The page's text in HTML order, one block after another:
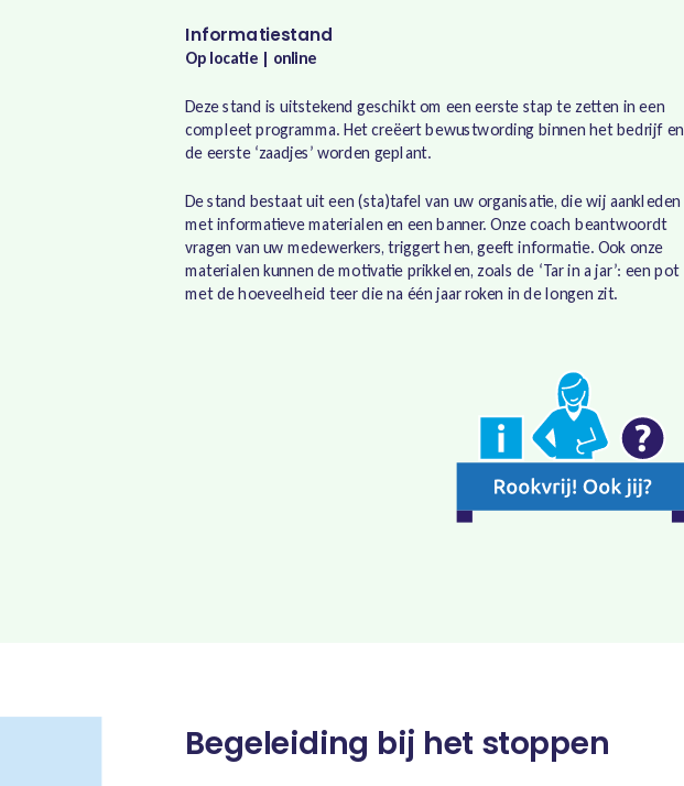
Informatiestand
Op locatie | online
Deze stand is uitstekend geschikt om een eerste stap te zetten in een
compleet programma. Het creëert bewustwording binnen het bedrijf en
de eerste ‘zaadjes’ worden geplant.
De stand bestaat uit een (sta)tafel van uw organisatie, die wij aankleden
met informatieve materialen en een banner. Onze coach beantwoordt
vragen van uw medewerkers, triggert hen, geeft informatie. Ook onze
materialen kunnen de motivatie prikkelen, zoals de ‘Tar in a jar’: een pot
met de hoeveelheid teer die na één jaar roken in de longen zit.
Begeleiding bij het stoppen